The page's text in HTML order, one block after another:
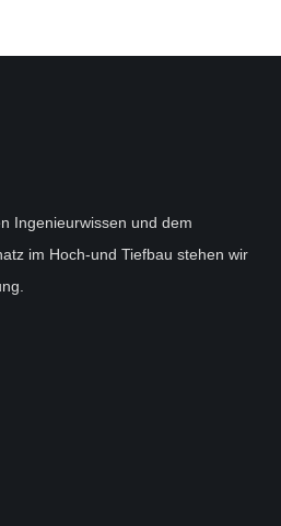
Ingenieurwissen und dem
im Hoch-und Tiefbau stehen wir